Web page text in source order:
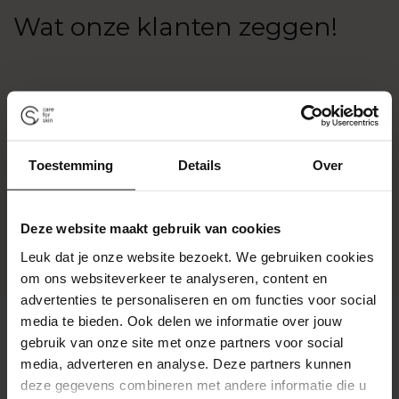
Toestemming Details Over
Deze website maakt gebruik van cookies
Leuk dat je onze website bezoekt. We gebruiken cookies
om ons websiteverkeer te analyseren, content en
advertenties te personaliseren en om functies voor social
media te bieden. Ook delen we informatie over jouw
gebruik van onze site met onze partners voor social
media, adverteren en analyse. Deze partners kunnen
deze gegevens combineren met andere informatie die u
Wat onze klanten zeggen!
Klantbeoordelingen